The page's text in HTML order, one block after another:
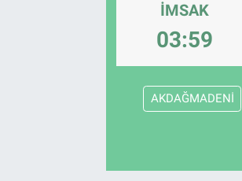
İMSAK
03:59
AKDAĞMADENİ